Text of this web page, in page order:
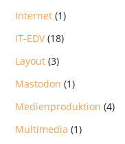
Internet (1)
IT-EDV(18)
Layout (3)
Mastodon (1)
Medienproduktion (4)
Multimedia (1)